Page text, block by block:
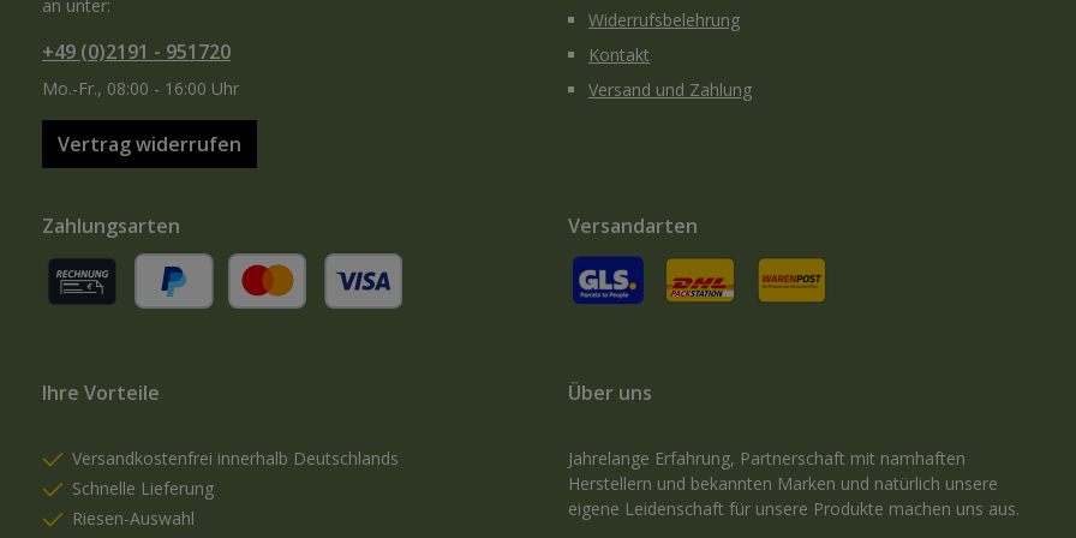
an unter:
+49 (0)2191 - 951720
Mo.-Fr., 08:00 - 16:00 Uhr
Vertrag widerrufen
Widerrufsbelehrung
Kontakt
Versand und Zahlung
Zahlungsarten Versandarten
Ihre Vorteile
Versandkostenfrei innerhalb Deutschlands
Schnelle Lieferung
Riesen-Auswahl
Über uns
Jahrelange Erfahrung, Partnerschaft mit namhaften
Herstellern und bekannten Marken und natürlich unsere
eigene Leidenschaft für unsere Produkte machen uns aus.